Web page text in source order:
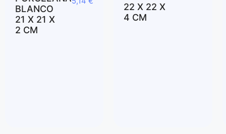
BLANCO
21 X 21 X
2 CM
22 X 22 X
4 CM